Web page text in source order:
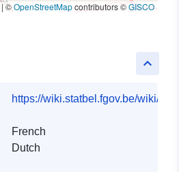
|©OpenStreetMapcontributors ©GISCO
keyboard_arrow_up
https://wiki.statbel.fgov.be/wiki/
French
Dutch